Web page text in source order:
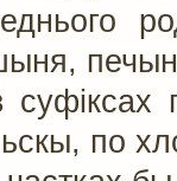
суфіксах
по